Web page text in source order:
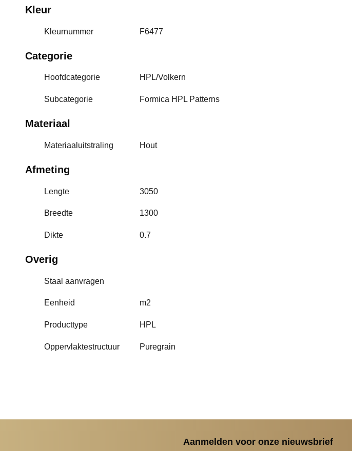
Kleur
Kleurnummer F6477
Categorie
Hoofdcategorie HPL/Volkern
Subcategorie Formica HPL Patterns
Materiaal
Materiaaluitstraling Hout
Afmeting
Lengte 3050
Breedte 1300
Dikte 0.7
Overig
Staal aanvragen
Eenheid m2
Producttype HPL
Oppervlaktestructuur Puregrain
Aanmelden voor onze nieuwsbrief